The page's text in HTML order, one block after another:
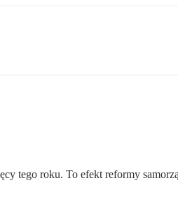
tego roku. To efekt reformy